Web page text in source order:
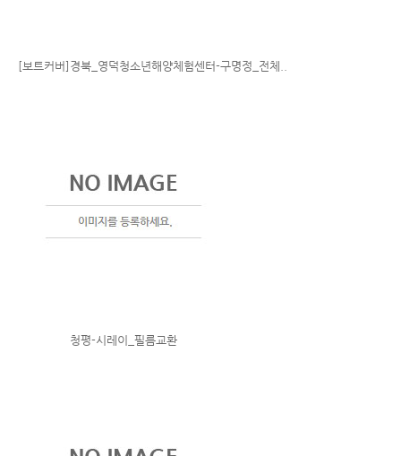
[보트커버]경북_영덕청소년해양체험센터-구명정_전체..
청평-시레이_필름교환